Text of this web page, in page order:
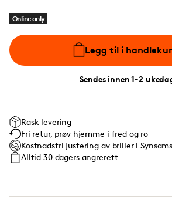
Online only
Legg til i
Sendes innen 1-2
Rask levering
Fri retur, prøv hjemme i fred og ro
Kostnadsfri justering av briller i
Alltid 30 dagers angrerett